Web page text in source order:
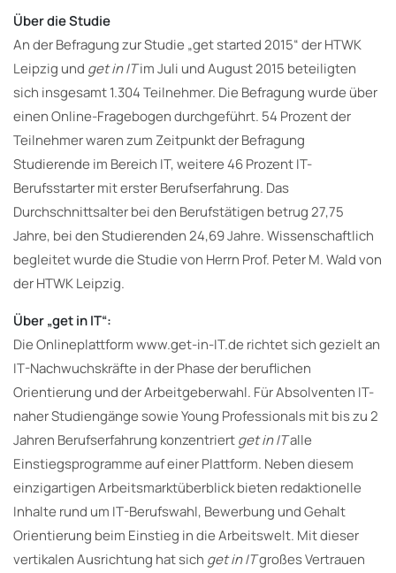
Über die Studie
An der Befragung zur Studie „get started 2015“ der HTWK
Leipzig und get in ITim Juli und August 2015 beteiligten
sich insgesamt 1.304 Teilnehmer. Die Befragung wurde über
einen Online-Fragebogen durchgeführt. 54 Prozent der
Teilnehmer waren zum Zeitpunkt der Befragung
Studierende im Bereich IT, weitere 46 Prozent IT-
Berufsstarter mit erster Berufserfahrung. Das
Durchschnittsalter bei den Berufstätigen betrug 27,75
Jahre, bei den Studierenden 24,69 Jahre. Wissenschaftlich
begleitet wurde die Studie von Herrn Prof. Peter M. Wald von
der HTWK Leipzig.
Über „get in IT“:
Die Onlineplattform www.get-in-IT.de richtet sich gezielt an
IT-Nachwuchskräfte in der Phase der beruflichen
Orientierung und der Arbeitgeberwahl. Für Absolventen IT-
naher Studiengänge sowie Young Professionals mit bis zu 2
Jahren Berufserfahrung konzentriertget in ITalle
Einstiegsprogramme auf einer Plattform. Neben diesem
einzigartigen Arbeitsmarktüberblick bieten redaktionelle
Inhalte rund um IT-Berufswahl, Bewerbung und Gehalt
Orientierung beim Einstieg in die Arbeitswelt. Mit dieser
vertikalen Ausrichtung hat sich get in ITgroßes Vertrauen